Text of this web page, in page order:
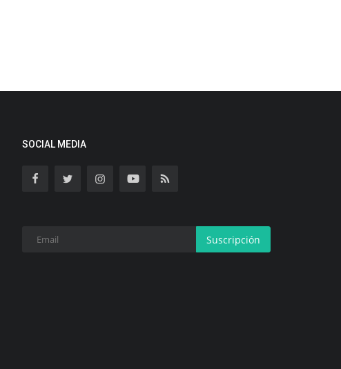
SOCIAL MEDIA
Suscripción